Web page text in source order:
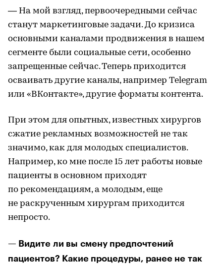
— На мой взгляд, первоочередными сейчас
станут маркетинговые задачи. До кризиса
основными каналами продвижения в нашем
сегменте были социальные сети, особенно
запрещенные сейчас. Теперь приходится
осваивать другие каналы, например Telegram
или «ВКонтакте», другие форматы контента.
При этом для опытных, известных хирургов
сжатие рекламных возможностей не так
значимо, как для молодых специалистов.
Например, ко мне после 15 лет работы новые
пациенты в основном приходят
по рекомендациям, а молодым, еще
не раскрученным хирургам приходится
непросто.
— Видите ли вы смену предпочтений
пациентов? Какие процедуры, ранее не так